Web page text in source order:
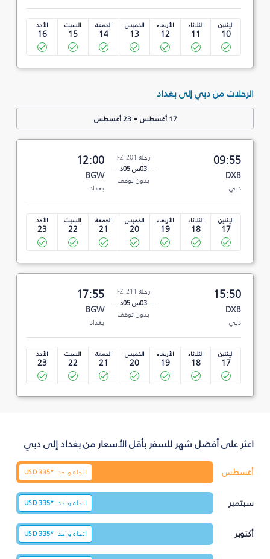
الإثنين
10
الثلاثاء
11
الأربعاء
12
الخميس
13
الجمعة
14
السبت
15
الأحد
16
الرحلات من دبي إلى بغداد
17 أغسطس -23 أغسطس
09:55
DXB
دبي
رحلة FZ 201
03س 05د
بدون توقف
12:00
BGW
بغداد
الإثنين
17
الثلاثاء
18
الأربعاء
19
الخميس
20
الجمعة
21
السبت
22
الأحد
23
15:50
DXB
دبي
رحلة FZ 211
03س 05د
بدون توقف
17:55
BGW
بغداد
الإثنين
17
الثلاثاء
18
الأربعاء
19
الخميس
20
الجمعة
21
السبت
22
الأحد
23
اعثر على أفضل شهر للسفر بأقل الأسعار من بغداد إلى دبي
أغسطس اتجاه واحد USD335*
سبتمبر اتجاه واحد USD335*
أكتوبر اتجاه واحد USD335*